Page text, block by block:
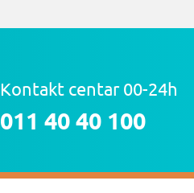
Kontakt centar 00-24h
011 40 40 100